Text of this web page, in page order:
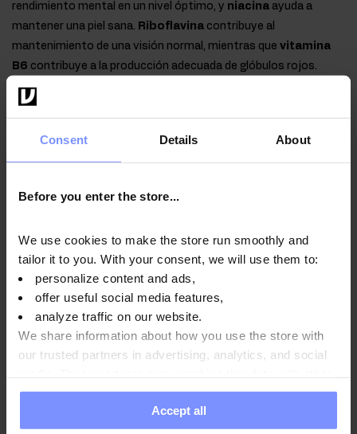
Consent Details About
Before you enter the store...
We use cookies to make the store run smoothly and
tailor it to you. With your consent, we will use them to:
personalize content and ads,
offer useful social media features,
analyze traffic on our website.
We share information about how you use the store with
our trusted partners in advertising, analytics, and social
information you have provided to them or that they have
collected when you use their services. Do you agree?
Accept all
rendimiento mental en un nivel óptimo, y niacina ayuda a
mantener una piel sana. Riboflavina contribuye al
mantenimiento de una visión normal, mientras que vitamina
B6 contribuye a la producción adecuada de glóbulos rojos.
Tiamina
selenio
normal del hierro, a su vez
vitamina K
contribuye a la correcta
coagulación de la sangre.Cromoayuda a mantener niveles
proceso de división celular.
vitamina B12contribuye al buen funcionamiento del sistema
nervioso.
La calidad confirmada por el
laboratorio
nuestros productos son regularmente estudiados en el